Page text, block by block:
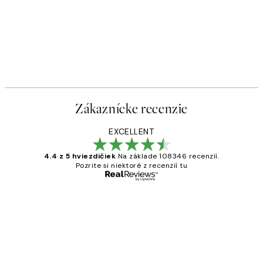
Zákaznícke recenzie
EXCELLENT
4.4 z 5 hviezdičiek Na základe 108346 recenzií.
Pozrite si niektoré z recenzií tu